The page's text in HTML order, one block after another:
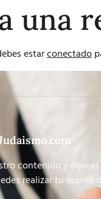
una
estarconectado
contenido y
realizar tu aporte